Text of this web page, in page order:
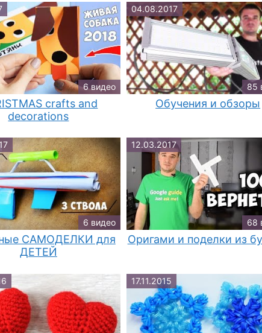
6 видео
crafts and
decorations
04.08.2017
85
Обучения и обзоры
6 видео
САМОДЕЛКИ для
ДЕТЕЙ
12.03.2017
68
Оригами и поделки из
17.11.2015